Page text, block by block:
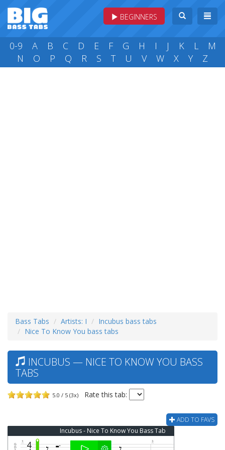
BEGINNERS
0-9 A B C D E F G H I J K L
M
N
O P Q R S T U V W X Y Z
Bass Tabs Artists: I
Incubus bass tabs
Nice To Know You bass tabs
INCUBUS — NICE TO KNOW YOU BASS
TABS
5.0 / 5 (3x) Rate this tab:
ADD TO FAVS
Incubus - Nice To Know You Bass Tab